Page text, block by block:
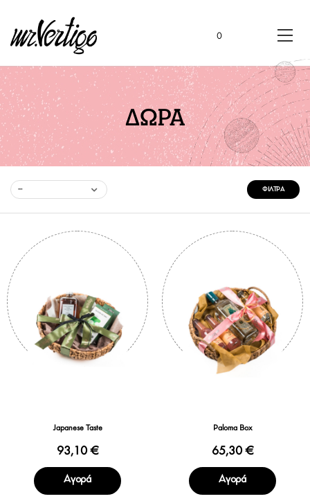
0
ΔΩΡΑ
-- ΦΊΛΤΡΑ
Japanese Taste
93,10 €
Αγορά
Paloma Box
65,30 €
Αγορά